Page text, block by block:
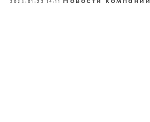
2023-01-23 14:11